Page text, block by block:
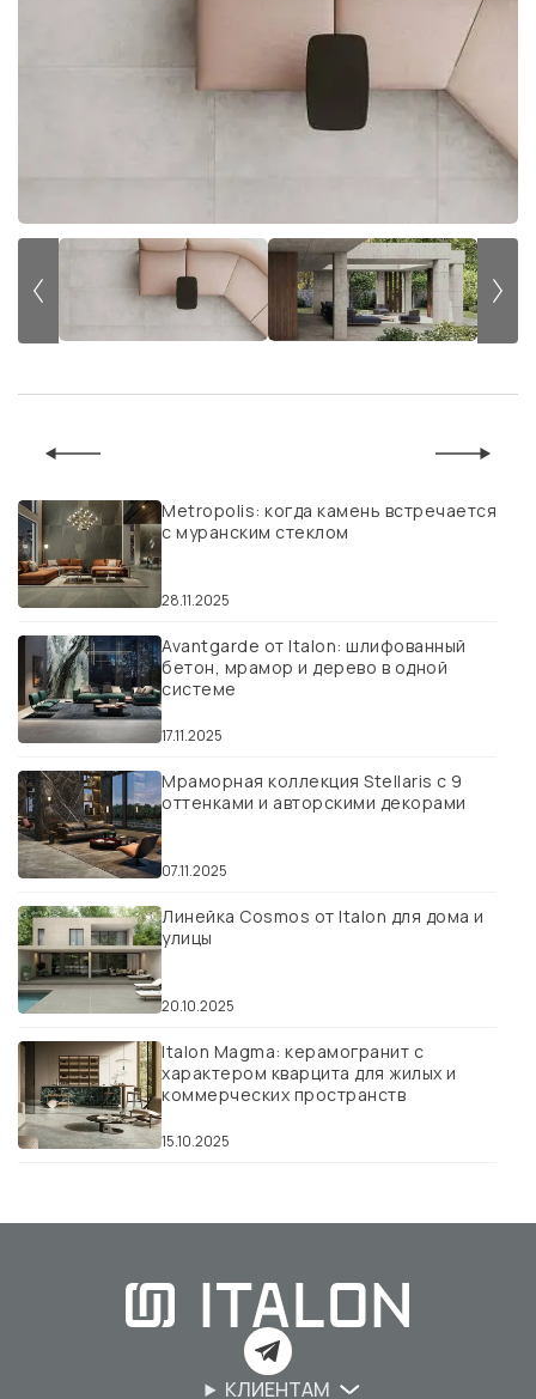
Metropolis: когда камень встречается
с муранским стеклом
28.11.2025
Avantgarde от Italon: шлифованный
бетон, мрамор и дерево в одной
системе
17.11.2025
Мраморная коллекция Stellaris с 9
оттенками и авторскими декорами
07.11.2025
Линейка Cosmos от Italon для дома и
улицы
20.10.2025
Italon Magma: керамогранит с
характером кварцита для жилых и
коммерческих пространств
15.10.2025
КЛИЕНТАМ